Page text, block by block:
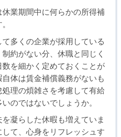
業期間中に何らかの所得補
多くの企業が採用している
約がない分、休職と同じく
を細かく定めておくことが
体は賃金補償義務がないも
理の煩雑さを考慮して有給
のではないでしょうか。
凝らした休暇も増えていま
て、心身をリフレッシュす